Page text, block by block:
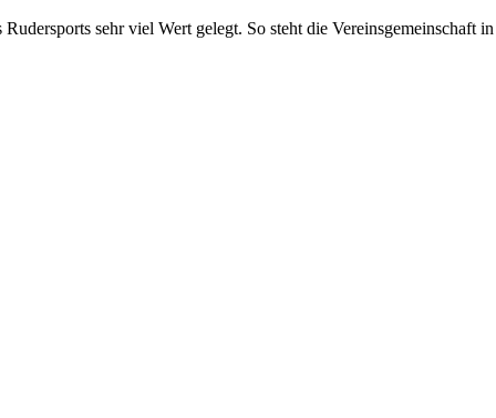
sehr viel Wert gelegt. So steht die Vereinsgemeinschaft